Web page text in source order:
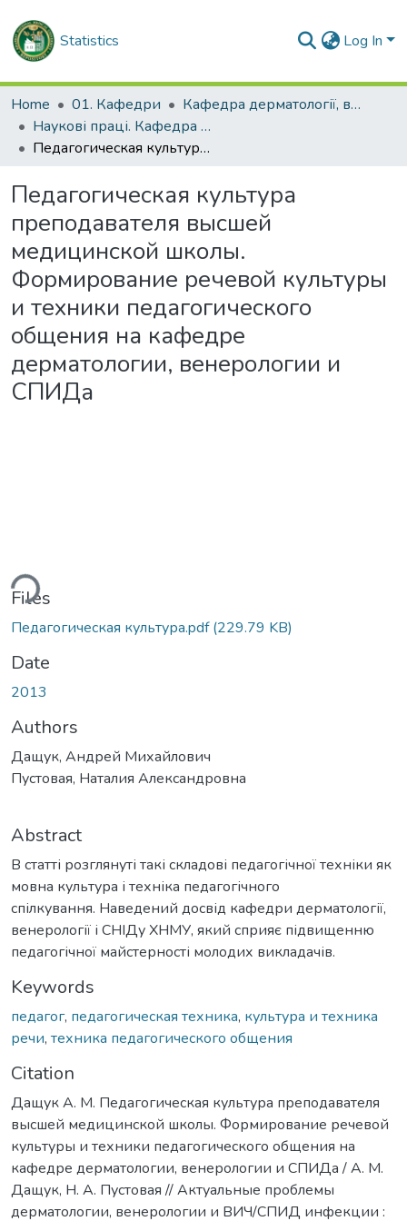
Statistics Log In
Home 01. Кафедри
Кафедра дерматології, венерології і СНІДу
Наукові праці. Кафедра дерматології, венерології і СНІДу
Педагогическая культура преподавателя высшей медицинской школы. Формирование речевой культуры и техники педагогического общения на кафедре дерматологии, венерологии и СПИДа
Педагогическая культура
преподавателя высшей
медицинской школы.
Формирование речевой культуры
и техники педагогического
общения на кафедре
дерматологии, венерологии и
СПИДа
Files
Педагогическая культура.pdf(229.79 KB)
Date
2013
Authors
Дащук, Андрей Михайлович
Пустовая, Наталия Александровна
Abstract
В статті розглянуті такі складові педагогічної техніки як
мовна культура і техніка педагогічного
спілкування. Наведений досвід кафедри дерматології,
венерології і СНІДу ХНМУ, який сприяє підвищенню
педагогічної майстерності молодих викладачів.
Keywords
педагог, педагогическая техника, культура и техника
речи, техника педагогического общения
Citation
Дащук А. М. Педагогическая культура преподавателя
высшей медицинской школы. Формирование речевой
культуры и техники педагогического общения на
кафедре дерматологии, венерологии и СПИДа / А. М.
Дащук, Н. А. Пустовая // Актуальные проблемы
дерматологии, венерологии и ВИЧ/СПИД инфекции :